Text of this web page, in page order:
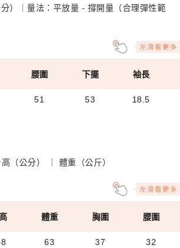
）｜量法：平放量 - 撐開量（合理彈性範
腰圍 下擺 袖長
51 53 18.5
（公分） ｜ 體重（公斤）
體重 胸圍 腰圍
63 37 32